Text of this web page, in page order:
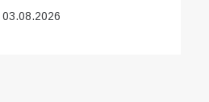
03.08.2026